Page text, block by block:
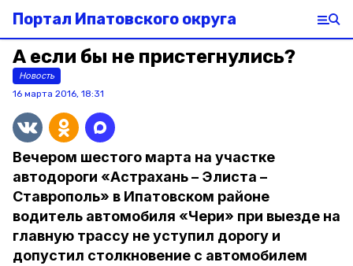
Портал Ипатовского округа
А если бы не пристегнулись?
Новость
16 марта 2016, 18:31
Вечером шестого марта на участке
автодороги «Астрахань – Элиста –
Ставрополь» в Ипатовском районе
водитель автомобиля «Чери» при выезде на
главную трассу не уступил дорогу и
допустил столкновение с автомобилем